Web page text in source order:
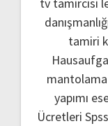
tv tamircisi
tamiri
mantolama
yapımı
Ücretleri